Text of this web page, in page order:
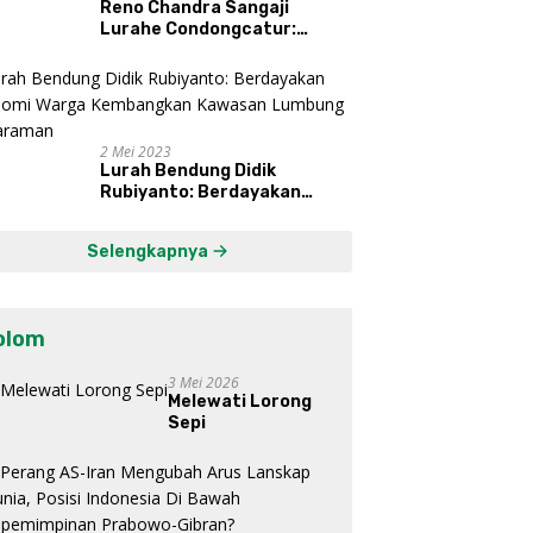
Reno Chandra Sangaji
Lurahe Condongcatur:
Proses, Dengarkan Suara
Masyarakat, dan Syukuri
Hasil
2 Mei 2023
Lurah Bendung Didik
Rubiyanto: Berdayakan
Mataraman
Selengkapnya
3 Mei 2026
Melewati Lorong
Sepi